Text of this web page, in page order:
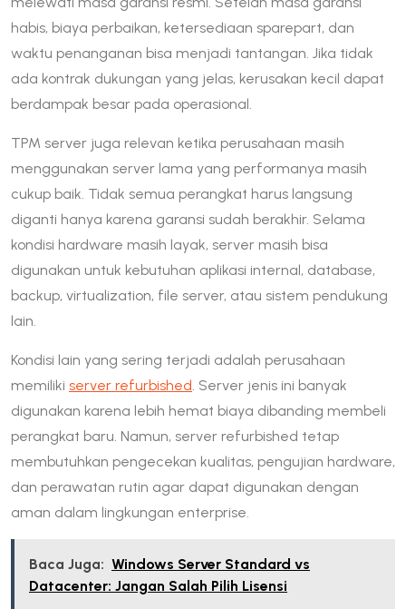
habis, biaya perbaikan, ketersediaan sparepart, dan
waktu penanganan bisa menjadi tantangan. Jika tidak
ada kontrak dukungan yang jelas, kerusakan kecil dapat
berdampak besar pada operasional.
TPM server juga relevan ketika perusahaan masih
menggunakan server lama yang performanya masih
cukup baik. Tidak semua perangkat harus langsung
diganti hanya karena garansi sudah berakhir. Selama
kondisi hardware masih layak, server masih bisa
digunakan untuk kebutuhan aplikasi internal, database,
backup, virtualization, file server, atau sistem pendukung
lain.
Kondisi lain yang sering terjadi adalah perusahaan
memiliki server refurbished. Server jenis ini banyak
digunakan karena lebih hemat biaya dibanding membeli
perangkat baru. Namun, server refurbished tetap
membutuhkan pengecekan kualitas, pengujian hardware,
dan perawatan rutin agar dapat digunakan dengan
aman dalam lingkungan enterprise.
Baca Juga: Windows Server Standard vs
Datacenter: Jangan Salah Pilih Lisensi